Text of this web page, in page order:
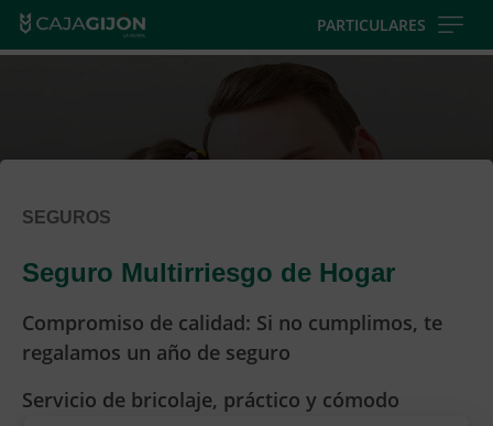
main
PARTICULARES
SEGUROS
Seguro Multirriesgo de Hogar
Compromiso de calidad: Si no cumplimos, te
regalamos un año de seguro
Servicio de bricolaje, práctico y cómodo